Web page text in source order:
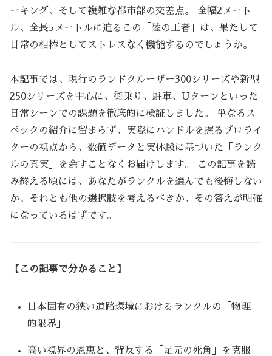
ーキング、そして複雑な都市部の交差点。 全幅2メート
ル、全長5メートルに迫るこの「陸の王者」は、果たして
日常の相棒としてストレスなく機能するのでしょうか。
本記事では、現行のランドクルーザー300シリーズや新型
250シリーズを中心に、街乗り、駐車、Uターンといった
日常シーンでの課題を徹底的に検証しました。 単なるス
ペックの紹介に留まらず、実際にハンドルを握るプロライ
ターの視点から、数値データと実体験に基づいた「ランク
ルの真実」を余すことなくお届けします。 この記事を読
み終える頃には、あなたがランクルを選んでも後悔しない
か、それとも他の選択肢を考えるべきか、その答えが明確
になっているはずです。
【この記事で分かること】
日本固有の狭い道路環境におけるランクルの「物理
的限界」
高い視界の恩恵と、背反する「足元の死角」を克服